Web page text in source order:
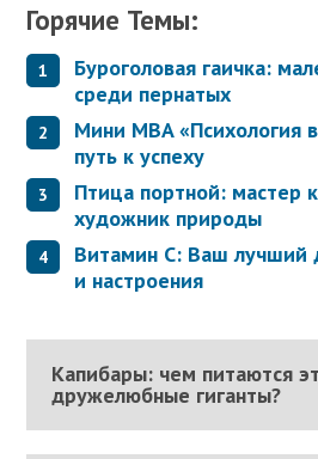
Горячие Темы:
Буроголовая гаичка:
среди пернатых
Мини MBA «Психология
путь к успеху
Птица портной: мастер
художник природы
Витамин С: Ваш лучший
и настроения
Капибары: чем питаются
дружелюбные гиганты?